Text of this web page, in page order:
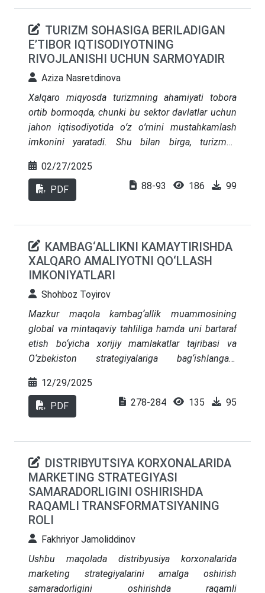
TURIZM SOHASIGA BERILADIGAN
EʼTIBOR IQTISODIYOTNING
RIVOJLANISHI UCHUN SARMOYADIR
Aziza Nasretdinova
Xalqaro miqyosda turizmning ahamiyati tobora
ortib bormoqda, chunki bu sektor davlatlar uchun
jahon iqtisodiyotida oʻz oʻrnini mustahkamlash
imkonini yaratadi. Shu bilan birga, turizmga
yaratish, regional iqtisodiy oʻsishni qoʻllab-
quvvatlash va madaniy almashinuvlarni
rivojlantirishda muhim rol oʻynaydi. Ushbu
xalqaro aloqalarni mustahkamlash uchun sarmoya
sifatida xizmat qilishi muhokama qilinadi.
02/27/2025
PDF 88-93 186 99
KAMBAG‘ALLIKNI KAMAYTIRISHDA
XALQARO AMALIYOTNI QO‘LLASH
IMKONIYATLARI
Shohboz Toyirov
Mazkur maqola kambag‘allik muammosining
global va mintaqaviy tahliliga hamda uni bartaraf
etish bo‘yicha xorijiy mamlakatlar tajribasi va
O‘zbekiston strategiyalariga bag‘ishlangan.
kurashish va inson taraqqiyotini rivojlantirish
tashabbusi (OPHI)ning "Global ko‘p o‘lchovli
kambag‘allik indeksi 2024" hisoboti tahlil qilingan
qishloq joylariga va Sahroyi Kabir hamda Janubiy
Osiyo mintaqalariga to‘g‘ri kelishi ko‘rsatilgan.
Shuningdek, kambag‘allikni kamaytirishning
samarali strategiyalari (Janubiy Koreya, Xitoy,
Braziliya, Norvegiya) ko‘rib chiqilgan va bunda
inson kapitaliga sarmoya kiritish hamda ijtimoiy
muhimligi ta’kidlangan.
12/29/2025
PDF 278-284 135 95
DISTRIBYUTSIYA KORXONALARIDA
MARKETING STRATEGIYASI
SAMARADORLIGINI OSHIRISHDA
RAQAMLI TRANSFORMATSIYANING
ROLI
Fakhriyor Jamoliddinov
Ushbu maqolada distribyusiya korxonalarida
marketing strategiyalarini amalga oshirish
samaradorligini oshirishda raqamli